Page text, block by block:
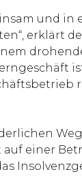
und
erklärt
einer